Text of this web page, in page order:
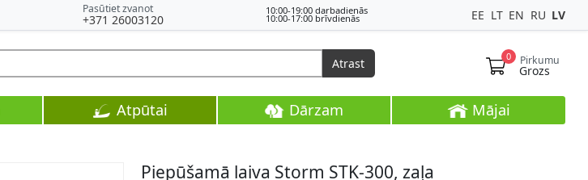
Pasūtiet zvanot
+371 26003120
10:00-19:00 darbadienās
10:00-17:00 brīvdienās EE LT EN RU LV
0 Pirkumu
Grozs
Atrast
Atpūtai Dārzam Mājai
Piepūšamā laiva Storm STK-300, zaļa